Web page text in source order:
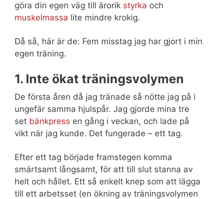
göra din egen väg till ärorik styrka och
muskelmassa lite mindre krokig.
Då så, här är de: Fem misstag jag har gjort i min
egen träning.
1. Inte ökat träningsvolymen
De första åren då jag tränade så nötte jag på i
ungefär samma hjulspår. Jag gjorde mina tre
set bänkpress en gång i veckan, och lade på
vikt när jag kunde. Det fungerade – ett tag.
Efter ett tag började framstegen komma
smärtsamt långsamt, för att till slut stanna av
helt och hållet. Ett så enkelt knep som att lägga
till ett arbetsset (en ökning av träningsvolymen